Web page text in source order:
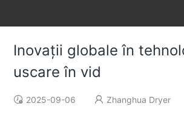
Inovații globale în
uscare în vid
2025-09-06 Zhanghua Dryer